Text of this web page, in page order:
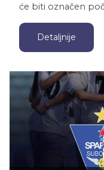
će biti označen
Detaljnije